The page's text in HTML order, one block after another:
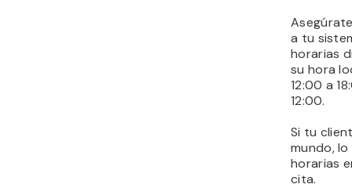
a tu
horarias
su hora
12:00 a
12:00.
Si tu
mundo,
horarias
cita.